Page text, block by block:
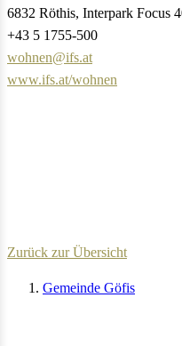
6832 Röthis, Interpark Focus
+43 5 1755-500
wohnen@ifs.at
www.ifs.at/wohnen
Zurück zur Übersicht
Gemeinde Göfis